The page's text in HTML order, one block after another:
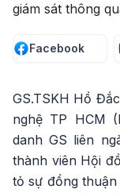
giám sát thông
Facebook
GS.TSKH Hồ
nghệ TP HCM
danh GS liên
thành viên Hội
tỏ sự đồng thuận